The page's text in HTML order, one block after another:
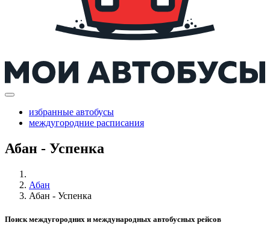
избранные автобусы
междугородние расписания
Абан - Успенка
Абан
Абан - Успенка
Поиск междугородних и международных автобусных рейсов